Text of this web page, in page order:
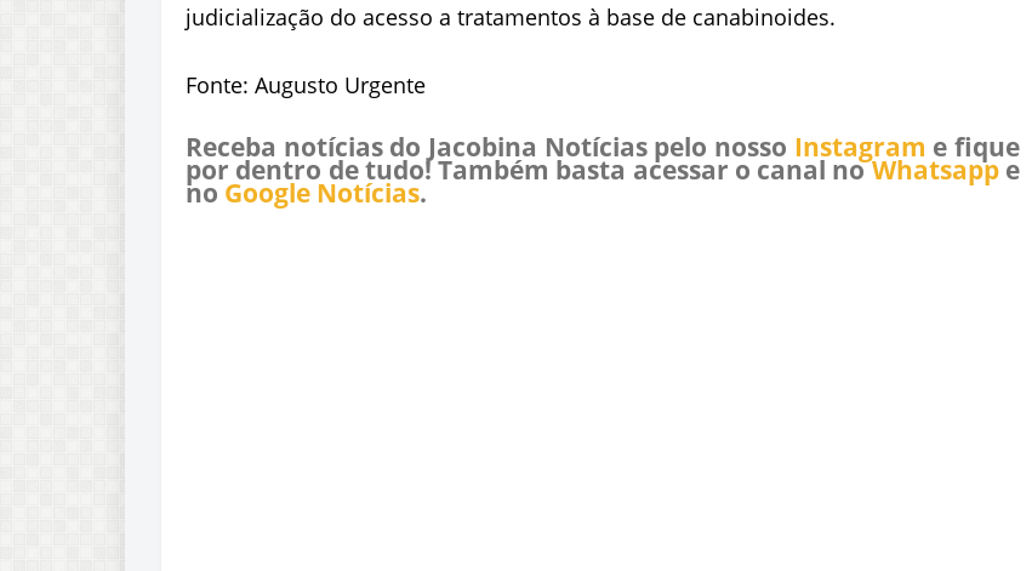
judicialização do acesso a tratamentos à base de canabinoides.
Fonte: Augusto Urgente
Receba notícias do Jacobina Notícias pelo nosso Instagram e fique
por dentro de tudo! Também basta acessar o canal noWhatsappe
no Google Notícias.